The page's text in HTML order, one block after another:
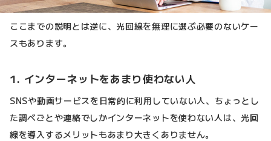
ここまでの説明とは逆に、光回線を無理に選ぶ必要のないケー
スもあります。
1. インターネットをあまり使わない人
SNSや動画サービスを日常的に利用していない人、ちょっとし
た調べごとや連絡でしかインターネットを使わない人は、光回
線を導入するメリットもあまり大きくありません。